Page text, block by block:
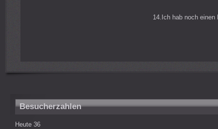
14.Ich hab noch einen
Besucherzahlen
Heute 36